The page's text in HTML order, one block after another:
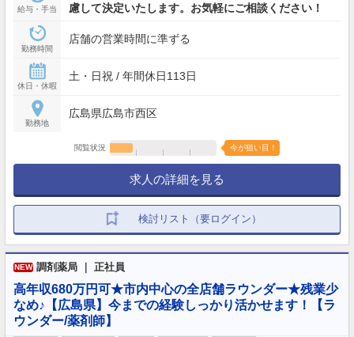
給与・手当 慮して決定いたします。お気軽にご相談ください！
勤務時間
店舗の営業時間に準ずる
休日・休暇
土・日祝 / 年間休日113日
勤務地
広島県広島市西区
閲覧状況 今が狙い目！
求人の詳細を見る
検討リスト（要ログイン）
NEW 調剤薬局 ｜ 正社員
高年収680万円可★市内中心の全店舗ラウンダー★残業少
なめ♪【広島県】今までの経験しっかり活かせます！【ラ
ウンダー/薬剤師】